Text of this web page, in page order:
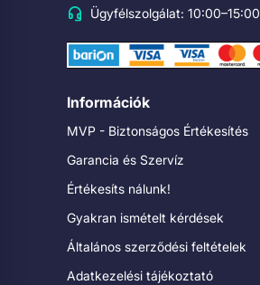
Ügyfélszolgálat: 10:00–15:00
Információk
MVP - Biztonságos Értékesítés
Garancia és Szervíz
Értékesíts nálunk!
Gyakran ismételt kérdések
Általános szerződési feltételek
Adatkezelési tájékoztató